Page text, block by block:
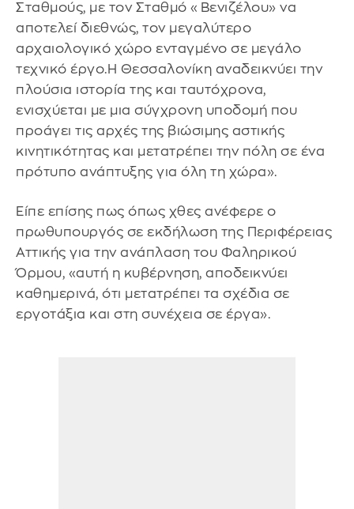
Σταθμούς, με τον Σταθμό «Βενιζέλου» να
αποτελεί διεθνώς, τον μεγαλύτερο
αρχαιολογικό χώρο ενταγμένο σε μεγάλο
τεχνικό έργο.Η Θεσσαλονίκη αναδεικνύει την
πλούσια ιστορία της και ταυτόχρονα,
ενισχύεται με μια σύγχρονη υποδομή που
προάγει τις αρχές της βιώσιμης αστικής
κινητικότητας και μετατρέπει την πόλη σε ένα
πρότυπο ανάπτυξης για όλη τη χώρα».
Είπε επίσης πως όπως χθες ανέφερε ο
πρωθυπουργός σε εκδήλωση της Περιφέρειας
Αττικής για την ανάπλαση του Φαληρικού
Όρμου, «αυτή η κυβέρνηση, αποδεικνύει
καθημερινά, ότι μετατρέπει τα σχέδια σε
εργοτάξια και στη συνέχεια σε έργα».